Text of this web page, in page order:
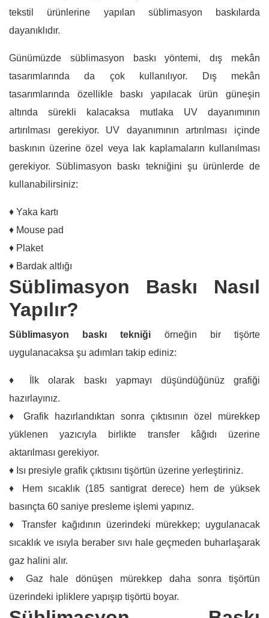
tekstil ürünlerine yapılan süblimasyon baskılarda
dayanıklıdır.
Günümüzde süblimasyon baskı yöntemi, dış mekân
tasarımlarında da çok kullanılıyor. Dış mekân
tasarımlarında özellikle baskı yapılacak ürün güneşin
altında sürekli kalacaksa mutlaka UV dayanımının
artırılması gerekiyor. UV dayanımının artırılması içinde
baskının üzerine özel veya lak kaplamaların kullanılması
gerekiyor. Süblimasyon baskı tekniğini şu ürünlerde de
kullanabilirsiniz:
♦ Yaka kartı
♦ Mouse pad
♦ Plaket
♦ Bardak altlığı
Süblimasyon Baskı Nasıl
Yapılır?
Süblimasyon baskı tekniği örneğin bir tişörte
uygulanacaksa şu adımları takip ediniz:
♦ İlk olarak baskı yapmayı düşündüğünüz grafiği
hazırlayınız.
♦ Grafik hazırlandıktan sonra çıktısının özel mürekkep
yüklenen yazıcıyla birlikte transfer kâğıdı üzerine
aktarılması gerekiyor.
♦ Isı presiyle grafik çıktısını tişörtün üzerine yerleştiriniz.
♦ Hem sıcaklık (185 santigrat derece) hem de yüksek
basınçta 60 saniye presleme işlemi yapınız.
♦ Transfer kağıdının üzerindeki mürekkep; uygulanacak
sıcaklık ve ısıyla beraber sıvı hale geçmeden buharlaşarak
gaz halini alır.
♦ Gaz hale dönüşen mürekkep daha sonra tişörtün
üzerindeki ipliklere yapışıp tişörtü boyar.